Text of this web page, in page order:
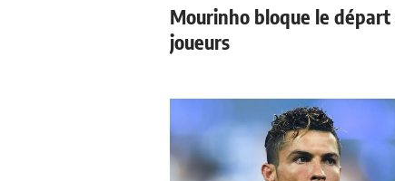
Mourinho bloque le
joueurs